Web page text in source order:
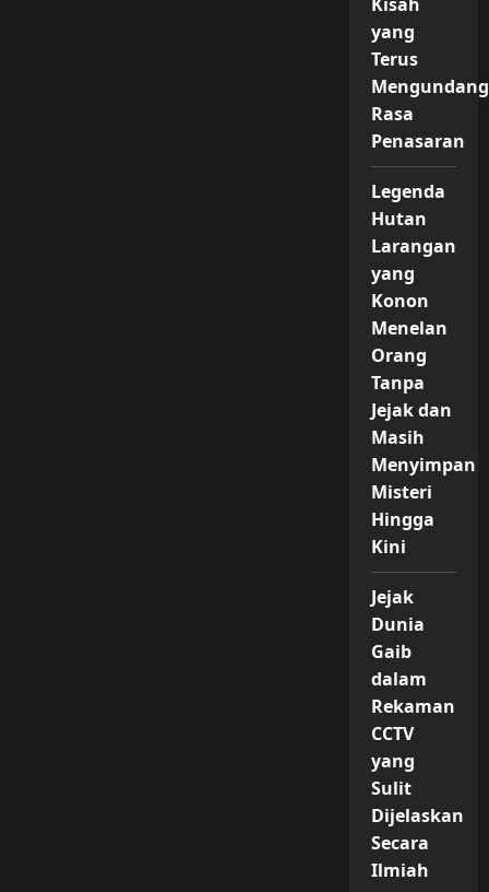
yang
Terus
Mengundang
Rasa
Penasaran
Legenda
Hutan
Larangan
yang
Konon
Menelan
Orang
Tanpa
Jejak dan
Masih
Menyimpan
Misteri
Hingga
Kini
Jejak
Dunia
Gaib
dalam
Rekaman
CCTV
yang
Sulit
Dijelaskan
Secara
Ilmiah